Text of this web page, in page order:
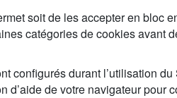
soit de les accepter en bloc
catégories de cookies avant
configurés durant l’utilisation du
d’aide de votre navigateur pour